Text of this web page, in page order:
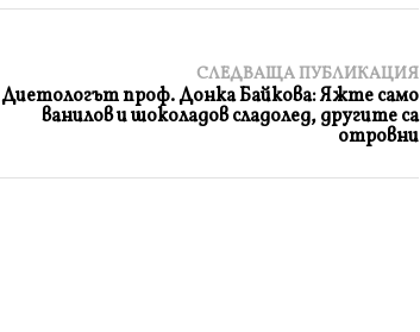
СЛЕДВАЩА ПУБЛИКАЦИЯ
Диетологът проф. Донка Байкова: Яжте само
ванилов и шоколадов сладолед, другите са
отровни